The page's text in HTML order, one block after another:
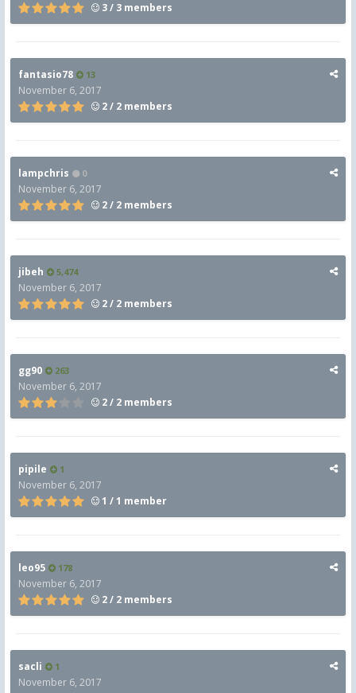
3 / 3 members
fantasio78 13
November 6, 2017
2 / 2 members
lampchris 0
November 6, 2017
2 / 2 members
jibeh 5,474
November 6, 2017
2 / 2 members
gg90 263
November 6, 2017
2 / 2 members
pipile 1
November 6, 2017
1 / 1 member
leo95 178
November 6, 2017
2 / 2 members
sacli 1
November 6, 2017